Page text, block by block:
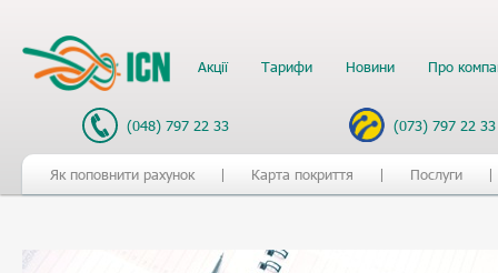
Акції Тарифи Новини Про
(048) 797 22 33 (073) 797 22 33
Як поповнити рахунок Карта покриття Послуги